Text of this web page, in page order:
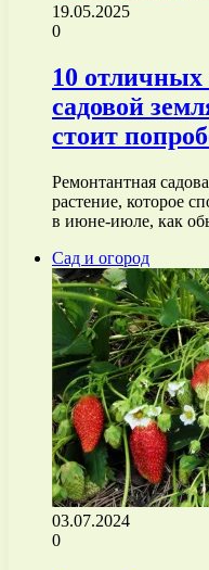
19.05.2025
0
10 отличных
садовой
стоит
Ремонтантная
растение, которое
в июне-июле, как
Сад и огород
03.07.2024
0